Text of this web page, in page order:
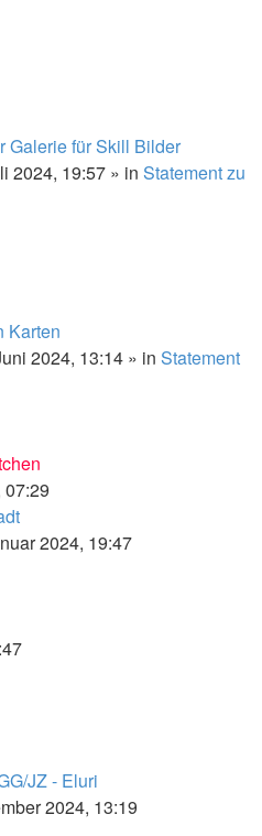
Galerie für Skill Bilder
2024, 19:57 » in Statement zu
Karten
2024, 13:14 » in Statement
2024, 19:47
JZ - Eluri
2024, 13:19